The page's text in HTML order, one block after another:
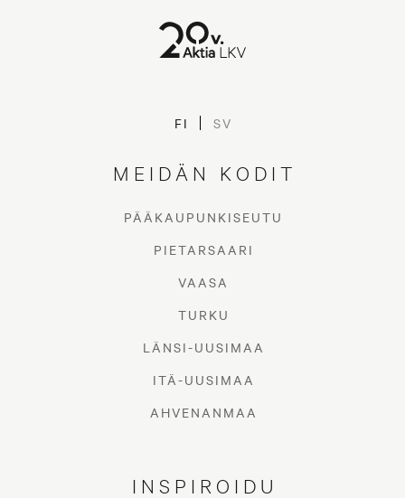
FI SV
MEIDÄN KODIT
PÄÄKAUPUNKISEUTU
PIETARSAARI
VAASA
TURKU
LÄNSI-UUSIMAA
ITÄ-UUSIMAA
AHVENANMAA
INSPIROIDU